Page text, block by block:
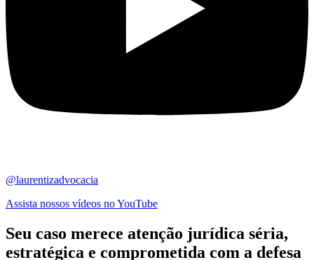
@laurentizadvocacia
Assista nossos vídeos no YouTube
Seu caso merece atenção jurídica séria,
estratégica e comprometida com a defesa